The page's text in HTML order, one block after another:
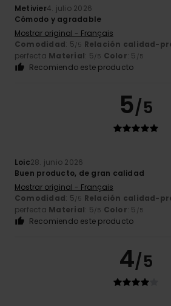
Metivier4. julio 2026
Cómodo y agradable
Mostrar original - Français
Comodidad: 5/5 Relación calidad-
perfecta Material: 5/5 Color: 5 /5
Recomiendo este producto
5/5
Loic28. junio 2026
Buen producto, de gran calidad
Mostrar original - Français
Comodidad: 5/5 Relación calidad-
perfecta Material: 5/5 Color: 5 /5
Recomiendo este producto
4/5